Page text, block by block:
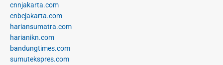
cnnjakarta.com
cnbcjakarta.com
hariansumatra.com
harianikn.com
bandungtimes.com
sumutekspres.com